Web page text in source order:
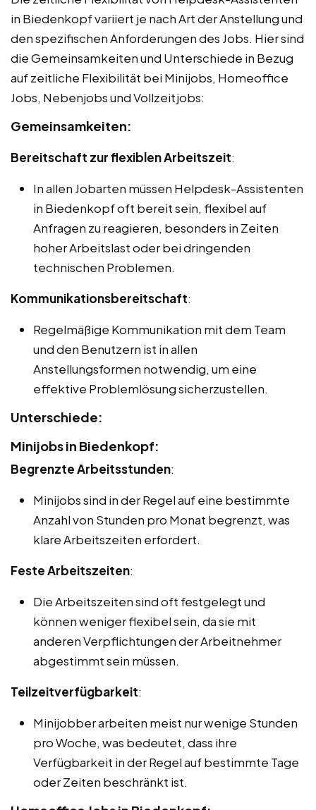
in Biedenkopf variiert je nach Art der Anstellung und
den spezifischen Anforderungen des Jobs. Hier sind
die Gemeinsamkeiten und Unterschiede in Bezug
auf zeitliche Flexibilität bei Minijobs, Homeoffice
Jobs, Nebenjobs und Vollzeitjobs:
Gemeinsamkeiten:
Bereitschaft zur flexiblen Arbeitszeit:
In allen Jobarten müssen Helpdesk-Assistenten
in Biedenkopf oft bereit sein, flexibel auf
Anfragen zu reagieren, besonders in Zeiten
hoher Arbeitslast oder bei dringenden
technischen Problemen.
Kommunikationsbereitschaft:
Regelmäßige Kommunikation mit dem Team
und den Benutzern ist in allen
Anstellungsformen notwendig, um eine
effektive Problemlösung sicherzustellen.
Unterschiede:
Minijobs in Biedenkopf:
Begrenzte Arbeitsstunden:
Minijobs sind in der Regel auf eine bestimmte
Anzahl von Stunden pro Monat begrenzt, was
klare Arbeitszeiten erfordert.
Feste Arbeitszeiten:
Die Arbeitszeiten sind oft festgelegt und
können weniger flexibel sein, da sie mit
anderen Verpflichtungen der Arbeitnehmer
abgestimmt sein müssen.
Teilzeitverfügbarkeit:
Minijobber arbeiten meist nur wenige Stunden
pro Woche, was bedeutet, dass ihre
Verfügbarkeit in der Regel auf bestimmte Tage
oder Zeiten beschränkt ist.